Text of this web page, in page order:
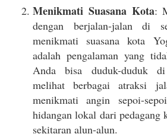
Menikmati Suasana Kota:
dengan berjalan-jalan di
menikmati suasana kota
adalah pengalaman yang
Anda bisa duduk-duduk
melihat berbagai atraksi
menikmati angin sepoi-
hidangan lokal dari pedagang
sekitaran alun-alun.